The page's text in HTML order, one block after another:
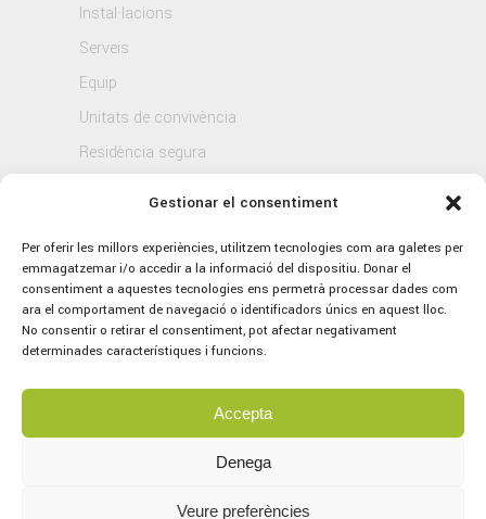
Gestionar el consentiment
Per oferir les millors experiències, utilitzem tecnologies com ara galetes per
emmagatzemar i/o accedir a la informació del dispositiu. Donar el
consentiment a aquestes tecnologies ens permetrà processar dades com
ara el comportament de navegació o identificadors únics en aquest lloc.
No consentir o retirar el consentiment, pot afectar negativament
determinades característiques i funcions.
Accepta
Denega
Veure preferències
Instal·lacions
Serveis
Equip
Unitats de convivència
Residència segura
Política de Privacitat